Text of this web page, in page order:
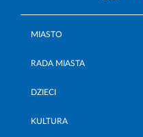
MIASTO
RADA MIASTA
DZIECI
KULTURA